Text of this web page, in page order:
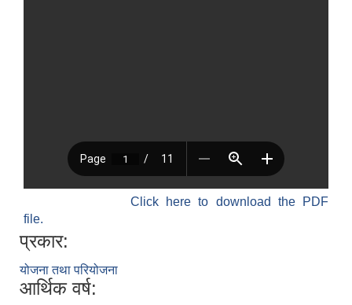
Click here to download the PDF
file.
प्रकार:
योजना तथा परियोजना
आर्थिक वर्ष: